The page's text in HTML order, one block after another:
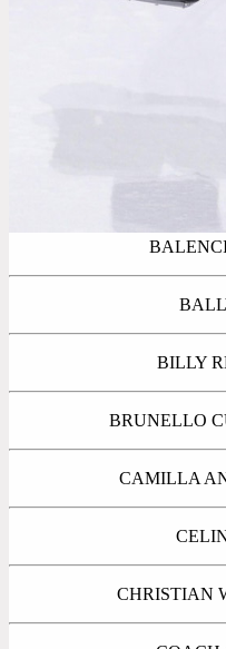
BILLY
BRUNELLO
CAMILLA
CHRISTIAN